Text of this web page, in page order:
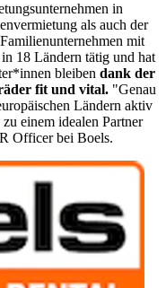
in
als auch der
mit
18 Ländern tätig und hat
bleiben dank der
fit und vital. "Genau
Ländern aktiv
einem idealen Partner
Officer bei Boels.